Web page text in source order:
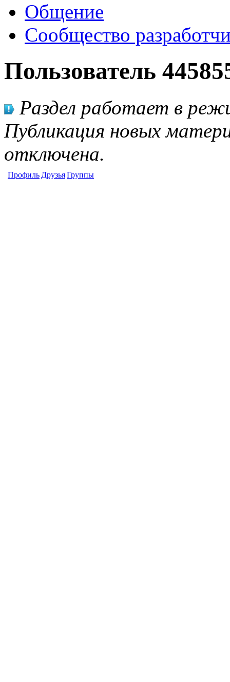
Общение
Сообщество
Пользователь
Раздел работает в
Публикация новых
отключена.
Профиль ДрузьяГруппы